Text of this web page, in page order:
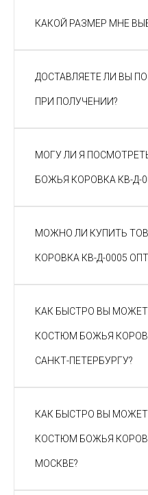
КАКОЙ РАЗМЕР МНЕ
ДОСТАВЛЯЕТЕ ЛИ ВЫ
ПРИ ПОЛУЧЕНИИ?
МОГУ ЛИ Я
БОЖЬЯ КОРОВКА КВ-Д-
МОЖНО ЛИ КУПИТЬ
КОРОВКА КВ-Д-0005
КАК БЫСТРО ВЫ
КОСТЮМ БОЖЬЯ
САНКТ-ПЕТЕРБУРГУ?
КАК БЫСТРО ВЫ
КОСТЮМ БОЖЬЯ
МОСКВЕ?